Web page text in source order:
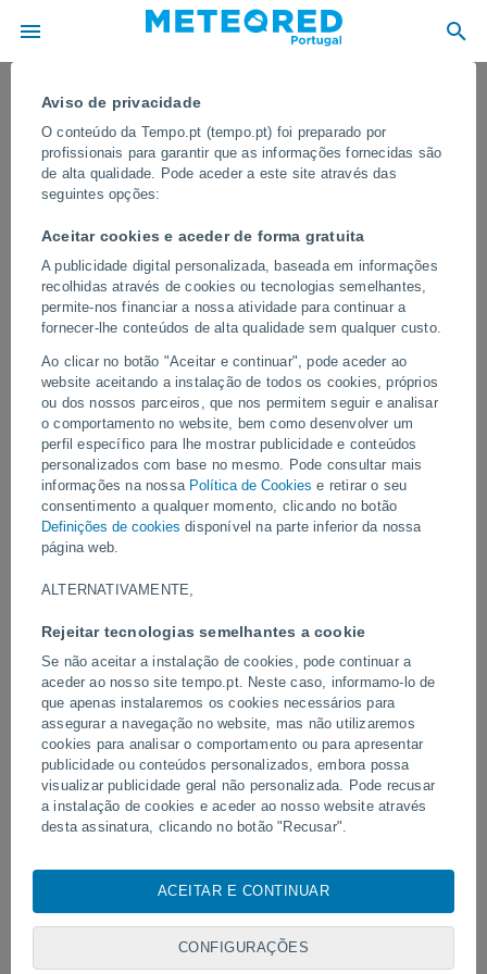
Aviso de privacidade
O conteúdo da Tempo.pt (tempo.pt) foi preparado por
profissionais para garantir que as informações fornecidas são
de alta qualidade. Pode aceder a este site através das
seguintes opções:
Aceitar cookies e aceder de forma gratuita
A publicidade digital personalizada, baseada em informações
recolhidas através de cookies ou tecnologias semelhantes,
permite-nos financiar a nossa atividade para continuar a
fornecer-lhe conteúdos de alta qualidade sem qualquer custo.
Ao clicar no botão "Aceitar e continuar", pode aceder ao
website aceitando a instalação de todos os cookies, próprios
ou dos nossos parceiros, que nos permitem seguir e analisar
o comportamento no website, bem como desenvolver um
perfil específico para lhe mostrar publicidade e conteúdos
personalizados com base no mesmo. Pode consultar mais
informações na nossa Política de Cookies e retirar o seu
consentimento a qualquer momento, clicando no botão
Definições de cookies disponível na parte inferior da nossa
página web.
ALTERNATIVAMENTE,
Rejeitar tecnologias semelhantes a cookie
Se não aceitar a instalação de cookies, pode continuar a
aceder ao nosso site tempo.pt. Neste caso, informamo-lo de
que apenas instalaremos os cookies necessários para
assegurar a navegação no website, mas não utilizaremos
cookies para analisar o comportamento ou para apresentar
publicidade ou conteúdos personalizados, embora possa
visualizar publicidade geral não personalizada. Pode recusar
a instalação de cookies e aceder ao nosso website através
desta assinatura, clicando no botão "Recusar".
utilizamos cookies, identificadores únicos ou tecnologias
pessoais, tais como a sua visita a este sitio Web, endereços
IP e identificadores de cookies. É possível que alguns
ACEITAR E CONTINUAR
CONFIGURAÇÕES
Um tornado atingiu Roma, Itália
Os primeiros relatos indicam que o tornado percorreu as ruas
localizadas entre Prati Fiscali e Conca d'Oro. O vórtice se formou
a partir de uma forte tempestade.
Vídeos
Tornados e chuvas extremas em
Pelotas, Brasil.
Um raio atingiu um
em Narathiwat, Tailândia.